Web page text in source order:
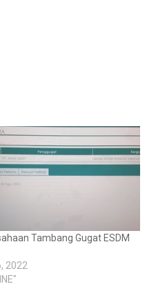
Tambang Gugat ESDM
2022